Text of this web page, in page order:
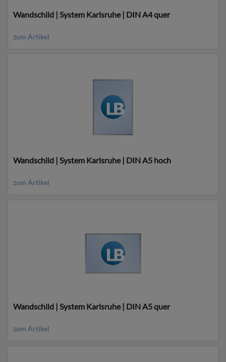
Wandschild | System Karlsruhe | DIN A4 quer
zum Artikel
Wandschild | System Karlsruhe | DIN A5 hoch
zum Artikel
Wandschild | System Karlsruhe | DIN A5 quer
zum Artikel